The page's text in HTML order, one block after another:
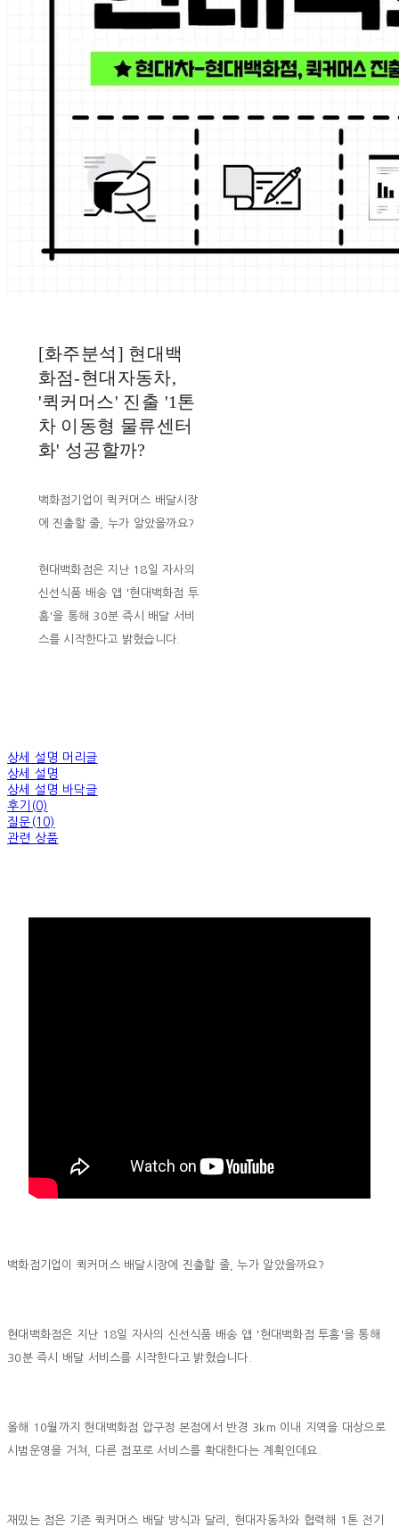
[화주분석] 현대백
화점-현대자동차,
'퀵커머스' 진출 '1톤
차 이동형 물류센터
화' 성공할까?
백화점기업이 퀵커머스 배달시장
에 진출할 줄, 누가 알았을까요?
현대백화점은 지난 18일 자사의
신선식품 배송 앱 '현대백화점 투
홈'을 통해 30분 즉시 배달 서비
스를 시작한다고 밝혔습니다.
상세 설명 머리글
상세 설명
상세 설명 바닥글
후기(0)
질문(10)
관련 상품
백화점기업이 퀵커머스 배달시장에 진출할 줄, 누가 알았을까요?
현대백화점은 지난 18일 자사의 신선식품 배송 앱 '현대백화점 투홈'을 통해
30분 즉시 배달 서비스를 시작한다고 밝혔습니다.
올해 10월까지 현대백화점 압구정 본점에서 반경 3km 이내 지역을 대상으로
시범운영을 거쳐, 다른 점포로 서비스를 확대한다는 계획인데요.
재밌는 점은 기존 퀵커머스 배달 방식과 달리, 현대자동차와 협력해 1톤 전기